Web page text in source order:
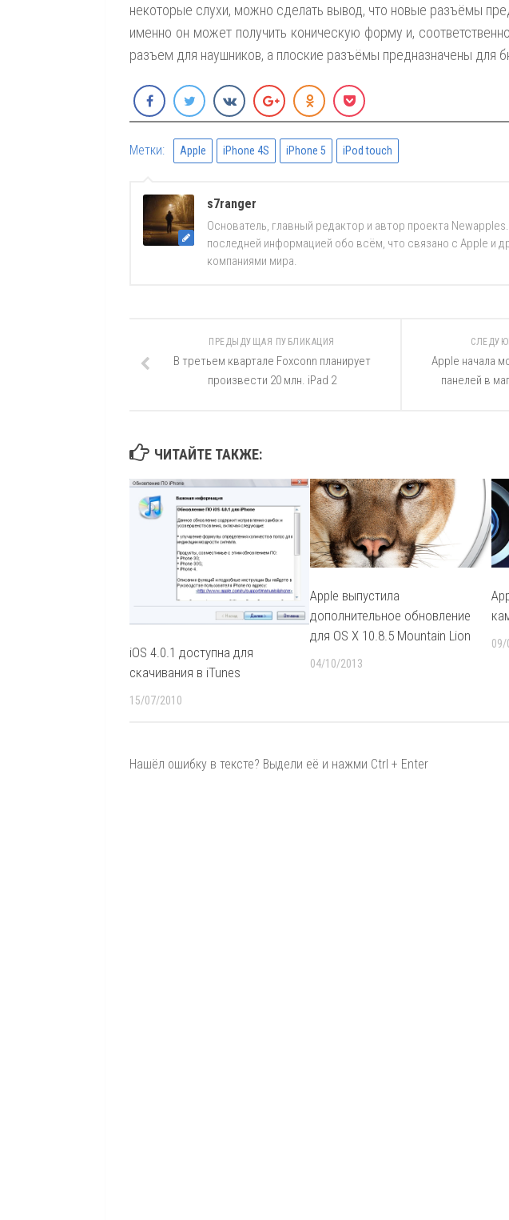
некоторые слухи, можно сделать вывод, что новые разъёмы
именно он может получить коническую форму и,
разъем для наушников, а плоские разъёмы предназначены для
Метки: Apple iPhone 4S iPhone 5 iPod touch
s7ranger
Основатель, главный редактор и автор проекта
последней информацией обо всём, что связано с Apple и
компаниями мира.
Apple начала
панелей в
ПРЕДЫДУЩАЯ ПУБЛИКАЦИЯ
В третьем квартале Foxconn планирует
произвести 20 млн. iPad 2
ЧИТАЙТЕ ТАКЖЕ:
iOS 4.0.1 доступна для
скачивания в iTunes
15/07/2010
Apple выпустила
дополнительное обновление
для OS X 10.8.5 Mountain Lion
04/10/2013
09/
Нашёл ошибку в тексте? Выдели её и нажми Ctrl + Enter